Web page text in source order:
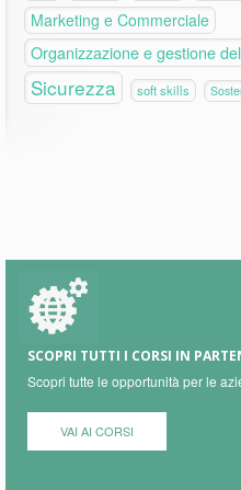
Marketing e Commerciale
Organizzazione e gestione
Sicurezza soft skills
SCOPRI TUTTI I CORSI IN
Scopri tutte le opportunità per le
VAI AI CORSI